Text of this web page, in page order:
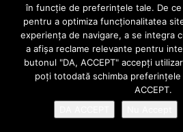
în funcţie de preferinţele tale. De
pentru a optimiza funcţionalitatea
experienţa de navigare, a se integra
a afişa reclame relevante pentru
butonul "DA, ACCEPT" accepţi
poţi totodată schimba preferinţele
ACCEPT.